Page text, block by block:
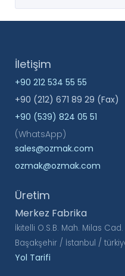
İletişim
+90 212 534 55 55
+90 (212) 671 89 29 (Fax)
+90 (539) 824 05 51
(WhatsApp)
sales@ozmak.com
ozmak@ozmak.com
Üretim
Merkez Fabrika
İkitelli O.S.B. Mah. Milas Cad.
Başakşehir / İstanbul /
Yol Tarifi